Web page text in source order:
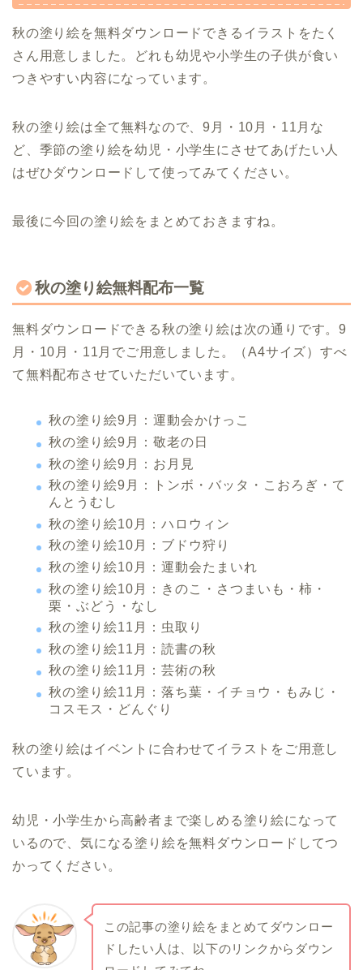
秋の塗り絵を無料ダウンロードできるイラストをたく
さん用意しました。どれも幼児や小学生の子供が食い
つきやすい内容になっています。
秋の塗り絵は全て無料なので、9月・10月・11月な
ど、季節の塗り絵を幼児・小学生にさせてあげたい人
はぜひダウンロードして使ってみてください。
最後に今回の塗り絵をまとめておきますね。
秋の塗り絵無料配布一覧
無料ダウンロードできる秋の塗り絵は次の通りです。9
月・10月・11月でご用意しました。（A4サイズ）すべ
て無料配布させていただいています。
秋の塗り絵9月：運動会かけっこ
秋の塗り絵9月：敬老の日
秋の塗り絵9月：お月見
秋の塗り絵9月：トンボ・バッタ・こおろぎ・て
んとうむし
秋の塗り絵10月：ハロウィン
秋の塗り絵10月：ブドウ狩り
秋の塗り絵10月：運動会たまいれ
秋の塗り絵10月：きのこ・さつまいも・柿・
栗・ぶどう・なし
秋の塗り絵11月：虫取り
秋の塗り絵11月：読書の秋
秋の塗り絵11月：芸術の秋
秋の塗り絵11月：落ち葉・イチョウ・もみじ・
コスモス・どんぐり
秋の塗り絵はイベントに合わせてイラストをご用意し
ています。
幼児・小学生から高齢者まで楽しめる塗り絵になって
いるので、気になる塗り絵を無料ダウンロードしてつ
かってください。
この記事の塗り絵をまとめてダウンロー
ドしたい人は、以下のリンクからダウン